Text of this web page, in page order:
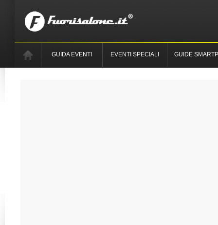
GUIDA EVENTI EVENTI SPECIALI GUIDE